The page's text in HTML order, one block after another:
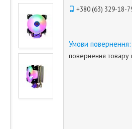
+380 (63) 329-18-
повернення товару